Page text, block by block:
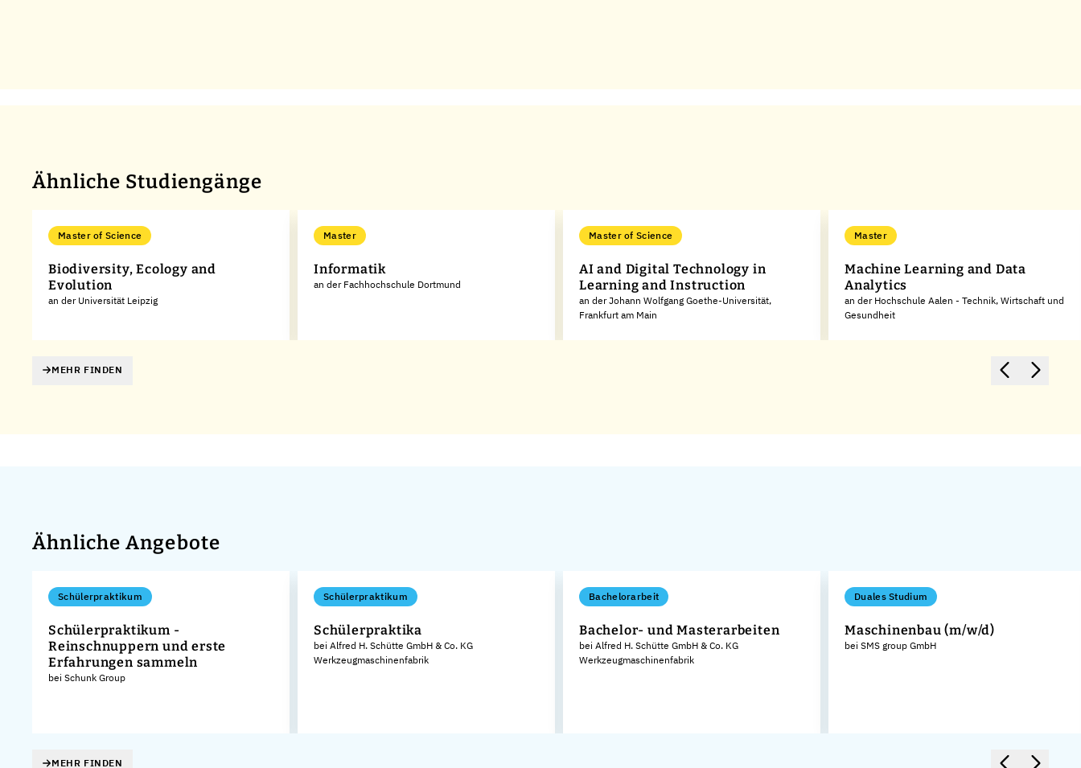
Ähnliche Studiengänge
Master of Science
Biodiversity, Ecology and
Evolution
an der Universität Leipzig
Master
Informatik
an der Fachhochschule Dortmund
Master of Science
AI and Digital Technology in
Learning and Instruction
an der Johann Wolfgang Goethe-Universität,
Frankfurt am Main
Master
Machine Learning and Data
Analytics
an der Hochschule Aalen - Technik, Wirtschaft und
Gesundheit
MEHR FINDEN
Ähnliche Angebote
Schülerpraktikum
Schülerpraktikum -
Reinschnuppern und erste
Erfahrungen sammeln
bei Schunk Group
Schülerpraktikum
Schülerpraktika
bei Alfred H. Schütte GmbH & Co. KG
Werkzeugmaschinenfabrik
Bachelorarbeit
Bachelor- und Masterarbeiten
bei Alfred H. Schütte GmbH & Co. KG
Werkzeugmaschinenfabrik
Duales Studium
Maschinenbau (m/w/d)
bei SMS group GmbH
MEHR FINDEN